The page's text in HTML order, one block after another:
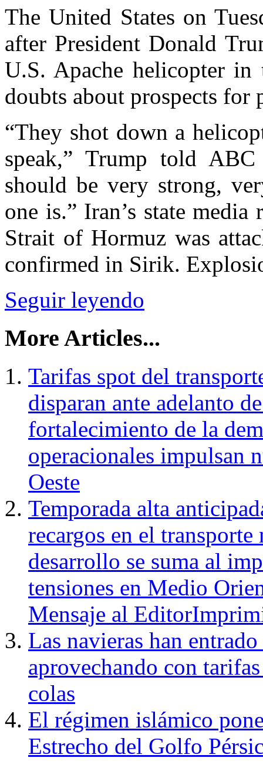
The United States on
after President Donald
U.S. Apache helicopter
doubts about prospects for
“They shot down a
speak,” Trump told
should be very strong,
one is.” Iran’s state
Strait of Hormuz was
confirmed in Sirik.
Seguir leyendo
More Articles...
Tarifas spot del
disparan ante adelanto
fortalecimiento de la
operacionales impulsan
Oeste
Temporada alta
recargos en el
desarrollo se suma al
tensiones en Medio
Mensaje al
Las navieras han
aprovechando con
colas
El régimen islámico
Estrecho del Golfo